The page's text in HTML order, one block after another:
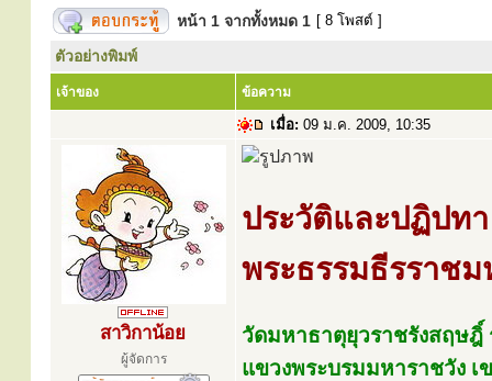
หน้า 1 จากทั้งหมด 1 [ 8 โพสต์ ]
ตัวอย่างพิมพ์
เจ้าของ ข้อความ
เมื่อ: 09 ม.ค. 2009, 10:35
สาวิกาน้อย
ผู้จัดการ
ประวัติและปฏิปทา
พระธรรมธีรราช
วัดมหาธาตุยุวราชรังสฤษฎิ์
แขวงพระบรมมหาราชวัง เ